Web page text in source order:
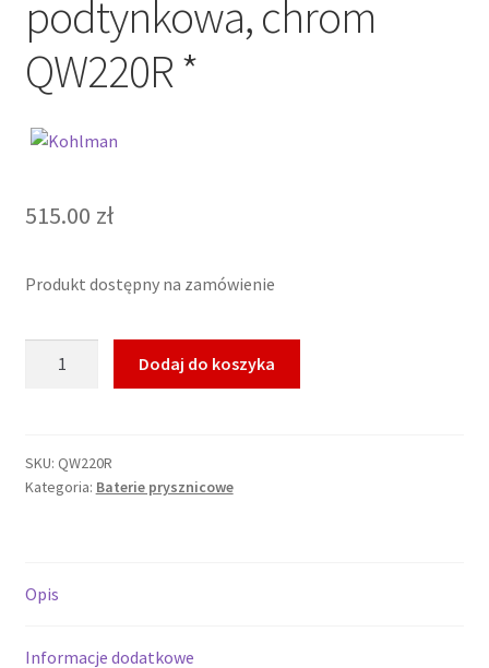
podtynkowa, chrom
QW220R *
515.00 zł
Produkt dostępny na zamówienie
prysznicowa
podtynkowa,
Dodaj do koszyka
SKU: QW220R
Kategoria: Baterie prysznicowe
Opis
Informacje dodatkowe